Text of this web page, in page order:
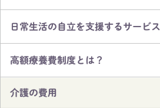
日常生活の自立を支援するサービス
高額療養費制度とは？
介護の費用